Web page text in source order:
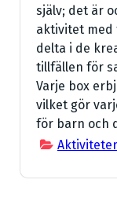
själv; det är
aktivitet med
delta i de
tillfällen för
Varje box
vilket gör
för barn och
Aktiviteter